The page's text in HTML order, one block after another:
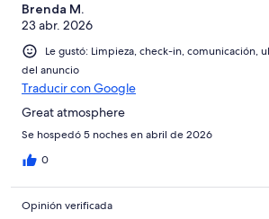
Brenda M.
23 abr. 2026
Le gustó: Limpieza, check-in, comunicación,
del anuncio
Traducir con Google
Great atmosphere
Se hospedó 5 noches en abril de 2026
0
Opinión verificada